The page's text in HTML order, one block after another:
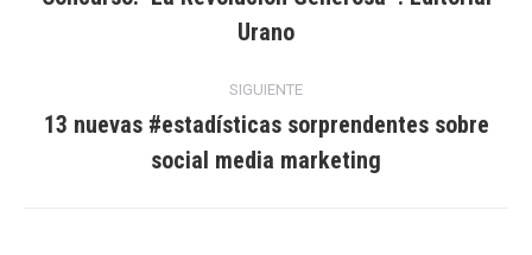
anterior:
Urano
SIGUIENTE
Entrada
siguiente:
13 nuevas #estadísticas sorprendentes sobre
social media marketing